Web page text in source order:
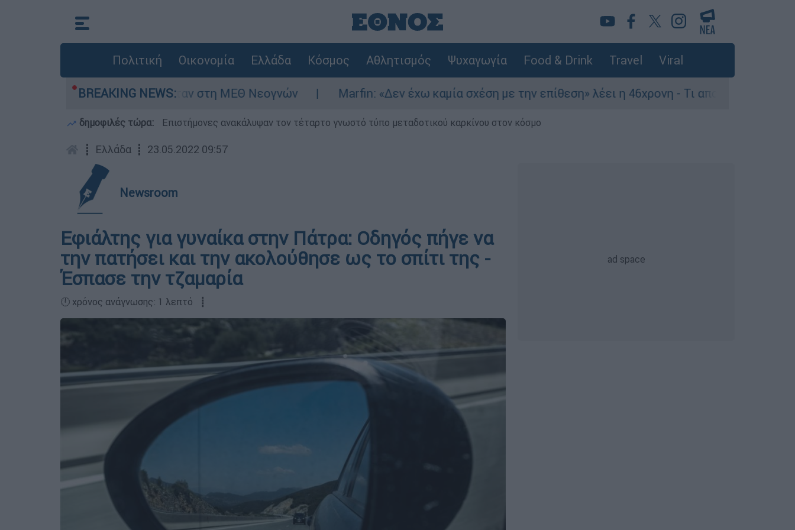
Πολιτική Οικονομία Ελλάδα Κόσμος Αθλητισμός Ψυχαγωγία Food & Drink Travel Viral
BREAKING NEWS:
ημερών - Νοσηλευόταν στη ΜΕΘ Νεογνών Marfin: «Δεν έχω καμία σχέση με την επίθεση» λέει η 46χρονη - Τι αποκάλυψε στους
δημοφιλές τώρα: Επιστήμονες ανακάλυψαν τον τέταρτο γνωστό τύπο μεταδοτικού καρκίνου στον κόσμο
┋ Ελλάδα ┋ 23.05.2022 09:57
Newsroom
Εφιάλτης για γυναίκα στην Πάτρα: Οδηγός πήγε να
την πατήσει και την ακολούθησε ως το σπίτι της -
Έσπασε την τζαμαρία
🕛 χρόνος ανάγνωσης: 1 λεπτό ┋